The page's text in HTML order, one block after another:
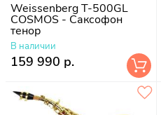
Weissenberg T-500GL
COSMOS - Саксофон
тенор
В наличии
159 990 р.